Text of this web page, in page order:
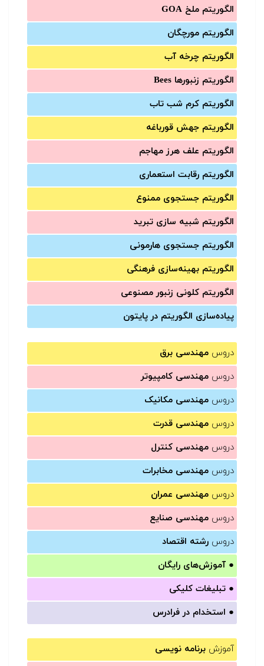
الگوریتم ملخ GOA
الگوریتم مورچگان
الگوریتم چرخه آب
الگوریتم زنبورها Bees
الگوریتم کرم شب تاب
الگوریتم جهش قورباغه
الگوریتم علف هرز مهاجم
الگوریتم رقابت استعماری
الگوریتم جستجوی ممنوع
الگوریتم شبیه سازی تبرید
الگوریتم جستجوی هارمونی
الگوریتم بهینه‌سازی فرهنگی
الگوریتم کلونی زنبور مصنوعی
پیاده‌سازی الگوریتم در پایتون
دروس مهندسی برق
دروس مهندسی کامپیوتر
دروس مهندسی مکانیک
دروس مهندسی قدرت
دروس مهندسی کنترل
دروس مهندسی مخابرات
دروس مهندسی عمران
دروس مهندسی صنایع
دروس رشته اقتصاد
● آموزش‌های رایگان
● تبلیغات کلیکی
● استخدام در فرادرس
آموزش برنامه نویسی